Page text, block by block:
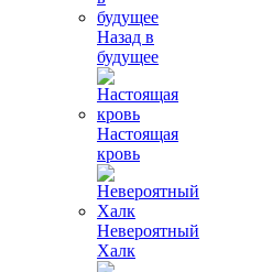
Назад в
будущее
Настоящая
кровь
Невероятный
Халк